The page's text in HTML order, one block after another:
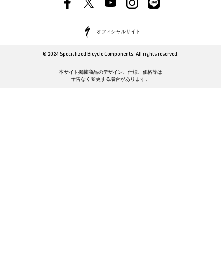
オフィシャルサイト
© 2024 Specialized Bicycle Components. All rights reserved.
本サイト掲載商品のデザイン、仕様、価格等は
予告なく変更する場合があります。